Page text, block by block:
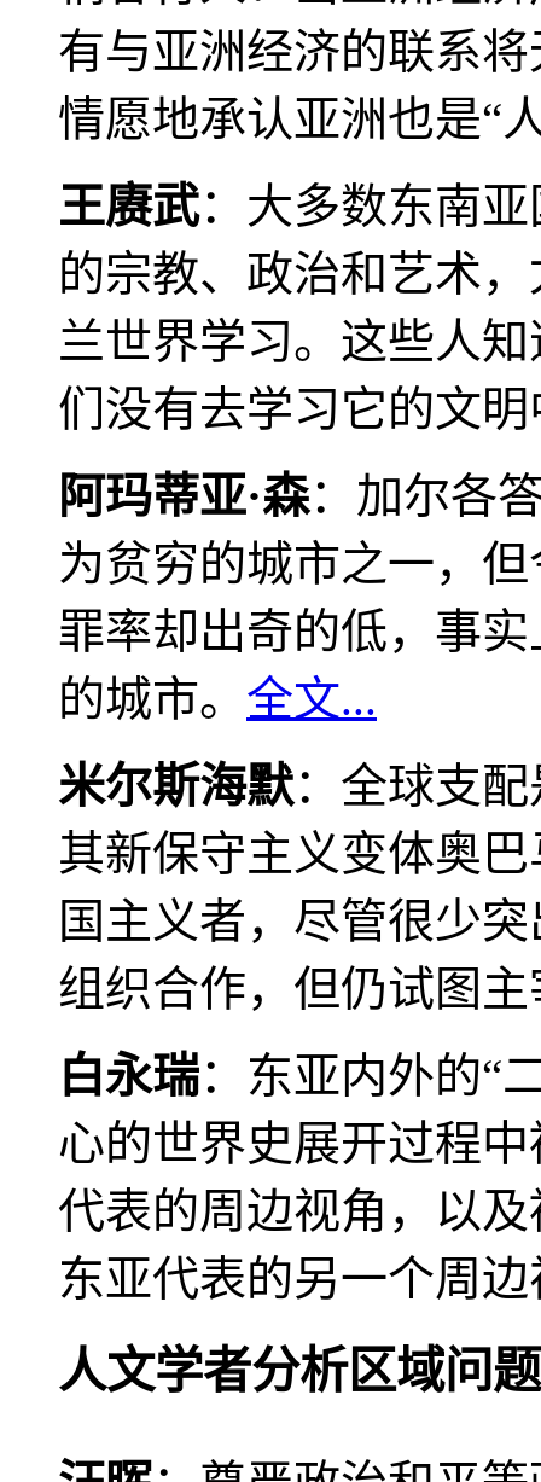
有与亚洲经济的联系
情愿地承认亚洲也是“
王赓武：大多数东南
的宗教、政治和艺术
兰世界学习。这些人
们没有去学习它的文
阿玛蒂亚·森：加尔各
为贫穷的城市之一，
罪率却出奇的低，事
的城市。 全文...
米尔斯海默：全球支
其新保守主义变体奥
国主义者，尽管很少
组织合作，但仍试图
白永瑞：东亚内外的“
心的世界史展开过程
代表的周边视角，以
东亚代表的另一个周
人文学者分析区域问题